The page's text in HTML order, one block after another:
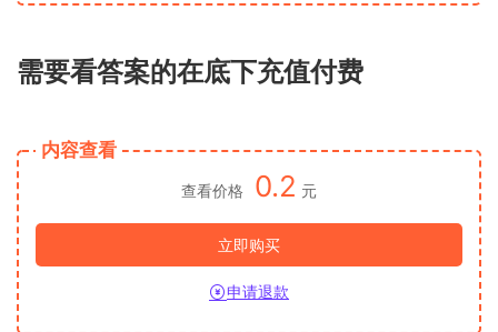
需要看答案的在底下充值付费
内容查看
查看价格 0.2 元
立即购买
申请退款